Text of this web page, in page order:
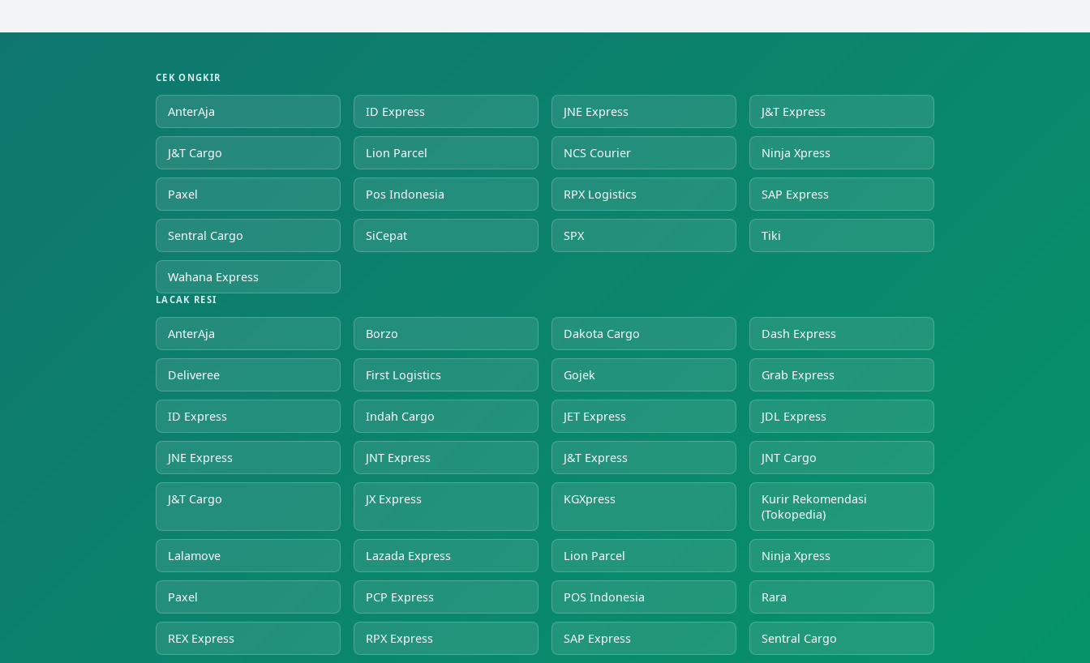
CEK ONGKIR
AnterAja ID Express JNE Express J&T Express
J&T Cargo Lion Parcel NCS Courier Ninja Xpress
Paxel Pos Indonesia RPX Logistics SAP Express
Sentral Cargo SiCepat SPX Tiki
Wahana Express
LACAK RESI
AnterAja Borzo Dakota Cargo Dash Express
Deliveree First Logistics Gojek Grab Express
ID Express Indah Cargo JET Express JDL Express
JNE Express JNT Express J&T Express JNT Cargo
J&T Cargo JX Express KGXpress
Kurir Rekomendasi
(Tokopedia)
Lalamove Lazada Express Lion Parcel Ninja Xpress
Paxel PCP Express POS Indonesia Rara
REX Express RPX Express SAP Express Sentral Cargo